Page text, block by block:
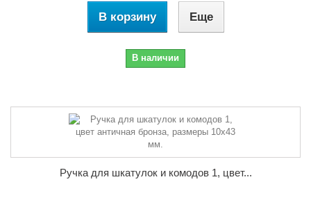
В корзину Еще
В наличии
Ручка для шкатулок и комодов 1, цвет...